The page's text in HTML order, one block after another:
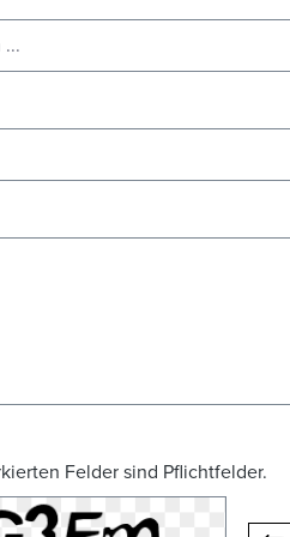
Felder sind Pflichtfelder.